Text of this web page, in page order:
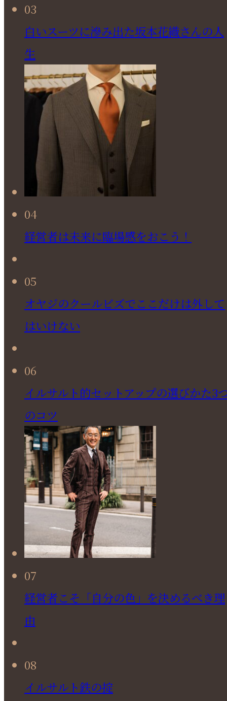
03
白いスーツに滲み出た坂本花織さんの人
生
04
経営者は未来に臨場感をおこう！
05
オヤジのクールビズでここだけは外して
はいけない
06
イルサルト的セットアップの選びかた3
のコツ
07
経営者こそ「自分の色」を決めるべき理
由
08
イルサルト鉄の掟